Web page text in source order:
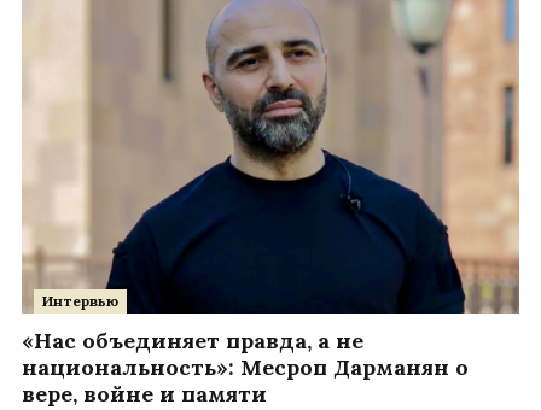
Интервью
«Нас объединяет правда, а не
национальность»: Месроп Дарманян о
вере, войне и памяти